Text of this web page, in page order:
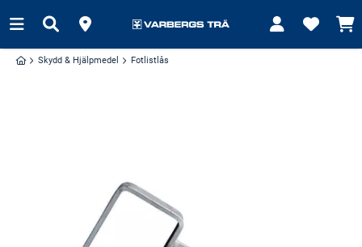
Skydd & Hjälpmedel Fotlistlås